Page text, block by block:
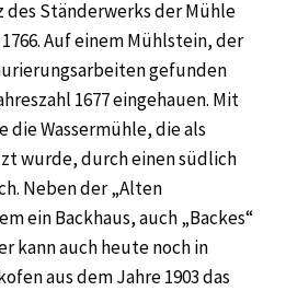
des Ständerwerks der Mühle
Auf einem Mühlstein, der
gefunden
1677 eingehauen. Mit
die Wassermühle, die als
wurde, durch einen südlich
Neben der „Alten
ein Backhaus, auch „Backes“
kann auch heute noch in
aus dem Jahre 1903 das